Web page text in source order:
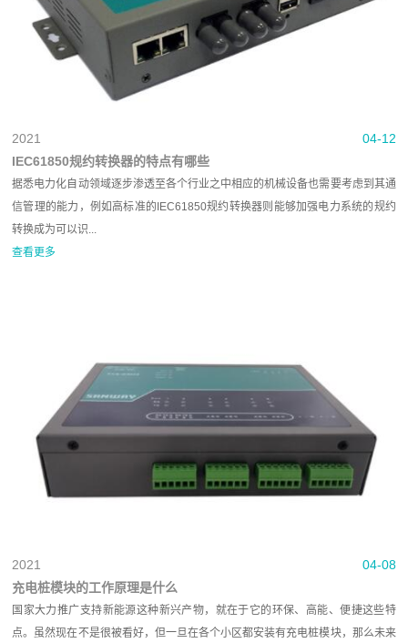
04-12
2021
IEC61850规约转换器的特点有哪些
据悉电力化自动领域逐步渗透至各个行业之中相应的机械设备也需要考虑到其通
信管理的能力，例如高标准的IEC61850规约转换器则能够加强电力系统的规约
转换成为可以识...
查看更多
04-08
2021
充电桩模块的工作原理是什么
国家大力推广支持新能源这种新兴产物，就在于它的环保、高能、便捷这些特
点。虽然现在不是很被看好，但一旦在各个小区都安装有充电桩模块，那么未来